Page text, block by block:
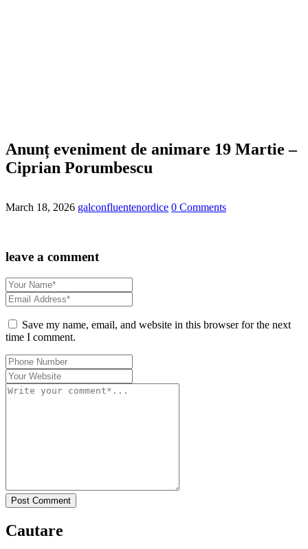
Anunț eveniment de animare 19 Martie –
Ciprian Porumbescu
March 18, 2026 galconfluentenordice 0 Comments
leave a comment
Save my name, email, and website in this browser for the next
time I comment.
Post Comment
Cautare